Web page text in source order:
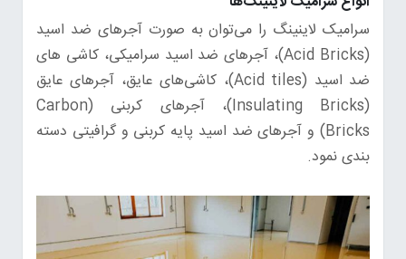
سرامیک لاینینگ را می‌توان به صورت آجرهای ضد اسید
(Acid Bricks)، آجرهای ضد اسید سرامیکی، کاشی های
ضد اسید (Acid tiles)، کاشی‌های عایق، آجرهای عایق
(Insulating Bricks)، آجرهای کربنی (Carbon
Bricks) و آجرهای ضد اسید پایه کربنی و گرافیتی دسته
بندی نمود.